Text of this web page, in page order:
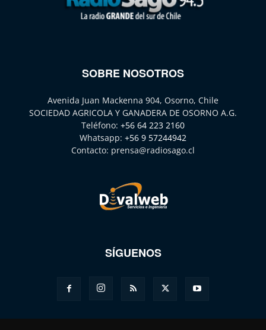
SOBRE NOSOTROS
Avenida Juan Mackenna 904, Osorno, Chile
SOCIEDAD AGRICOLA Y GANADERA DE OSORNO A.G.
Teléfono: +56 64 223 2160
Whatsapp: +56 9 57244942
Contacto: prensa@radiosago.cl
SÍGUENOS